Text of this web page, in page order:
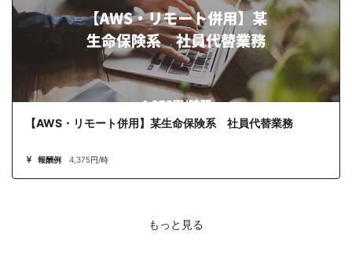
【AWS・リモート併用】某生命保険系 社員代替業務
報酬例 4,375円/時
もっと見る